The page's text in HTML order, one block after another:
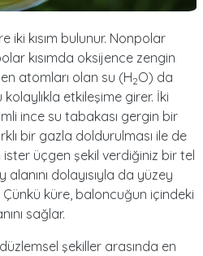
iki kısım bulunur. Nonpolar
kısımda oksijence zengin
atomları olan su (H2O) da
kolaylıkla etkileşime girer. İki
ince su tabakası gergin bir
bir gazla doldurulması ile de
üçgen şekil verdiğiniz bir tel
dolayısıyla da yüzey
küre, baloncuğun içindeki
sağlar.
şekiller arasında en